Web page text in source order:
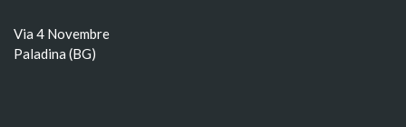
Via 4 Novembre
Paladina (BG)